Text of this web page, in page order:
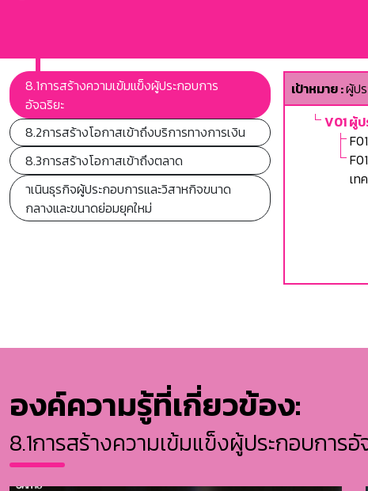
8.1การสร้างความเข้มแข็งผู้ประกอบการ
อัจฉริยะ
8.2การสร้างโอกาสเข้าถึงบริการทางการเงิน
8.3การสร้างโอกาสเข้าถึงตลาด
าเนินธุรกิจผู้ประกอบการและวิสาหกิจขนาด
กลางและขนาดย่อมยุคใหม่
เป้าหมาย :ผู้ป
V01 ผู้
เท
องค์ความรู้ที่เกี่ยวข้อง:
8.1การสร้างความเข้มแข็งผู้ประกอบการอั